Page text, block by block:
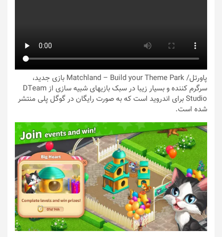
پاورتل
/ Matchland – Build your Theme Park بازی جدید،
سرگرم کننده و بسیار زیبا در سبک بازیهای شبیه سازی از DTeam
Studio برای اندروید است که به صورت رایگان در گوگل پلی منتشر
شده است.